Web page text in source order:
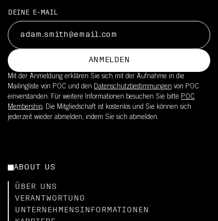
DEINE E-MAIL
ANMELDEN
Mit der Anmeldung erklären Sie sich mit der Aufnahme in die
Mailingliste von POC und den Datenschutzbestimmungen von POC
einverstanden. Für weitere Informationen besuchen Sie bitte POC
Membership. Die Mitgliedschaft ist kostenlos und Sie können sich
jederzeit wieder abmelden, indem Sie sich abmelden.
ABOUT US
ÜBER UNS
VERANTWORTUNG
UNTERNEHMENSINFORMATIONEN